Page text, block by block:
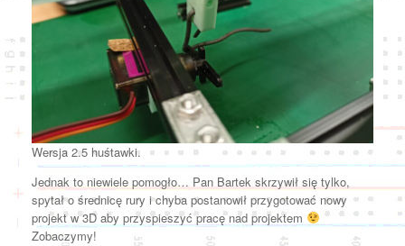
Wersja 2.5 huśtawki.
Jednak to niewiele pomogło… Pan Bartek skrzywił się tylko,
spytał o średnicę rury i chyba postanowił przygotować nowy
projekt w 3D aby przyspieszyć pracę nad projektem
Zobaczymy!